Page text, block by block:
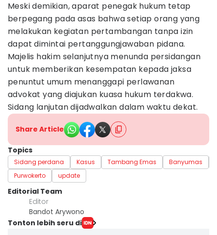
Meski demikian, aparat penegak hukum tetap
berpegang pada asas bahwa setiap orang yang
melakukan kegiatan pertambangan tanpa izin
dapat dimintai pertanggungjawaban pidana.
Majelis hakim selanjutnya menunda persidangan
untuk memberikan kesempatan kepada jaksa
penuntut umum menanggapi perlawanan
advokat yang diajukan kuasa hukum terdakwa.
Sidang lanjutan dijadwalkan dalam waktu dekat.
Share Article
Topics
Sidang perdana Kasus Tambang Emas Banyumas
Purwokerto
update
Editorial Team
Editor
Bandot Arywono
Tonton lebih seru di